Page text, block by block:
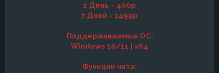
1 День - 400р
7 Дней - 1499р
Поддерживаемые ОС:
Windows 10/11 | х64
Функции чита: